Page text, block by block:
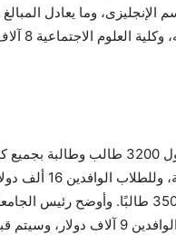
قسم العربى والطفولة، و12 ألف جنيه قسم الإنجليزى، وما
الوافدين، كما
حيث تضم جامعة مصر للعلوم والتكنولوجيا عدد 13 كلية، بواقع
الإكلينيكية، وللوافدين 17 ألف جنيه، وعدد الطلاب المقرر قبولهم